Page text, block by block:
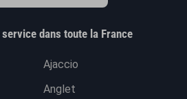
dans toute la France
Ajaccio
Anglet